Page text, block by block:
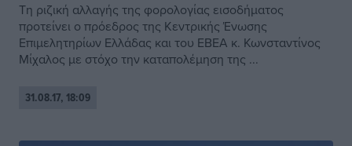
Τη ριζική αλλαγής της φορολογίας εισοδήματος
προτείνει ο πρόεδρος της Κεντρικής Ένωσης
Επιμελητηρίων Ελλάδας και του ΕΒΕΑ κ. Κωνσταντίνος
Μίχαλος με στόχο την καταπολέμηση της ...
31.08.17, 18:09